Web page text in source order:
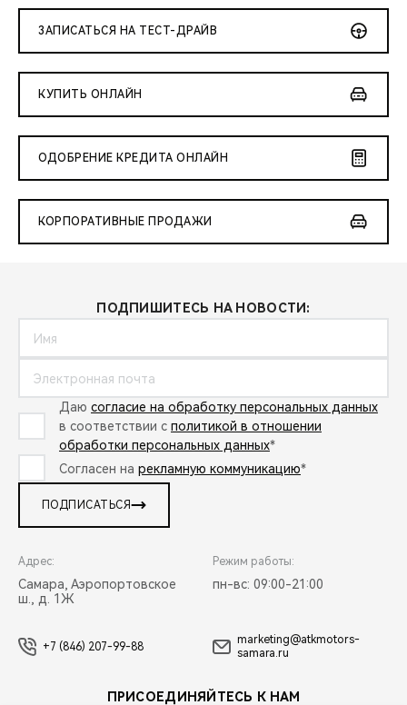
ЗАПИСАТЬСЯ НА ТЕСТ-ДРАЙВ
КУПИТЬ ОНЛАЙН
ОДОБРЕНИЕ КРЕДИТА ОНЛАЙН
КОРПОРАТИВНЫЕ ПРОДАЖИ
ПОДПИШИТЕСЬ НА НОВОСТИ:
Даю согласие на обработку персональных данных
в соответствии с политикой в отношении
обработки персональных данных*
Согласен на рекламную коммуникацию*
ПОДПИСАТЬСЯ
Адрес:
Самара, Аэропортовское
ш., д. 1Ж
Режим работы:
пн-вс: 09:00-21:00
+7 (846) 207-99-88
marketing@atkmotors-
samara.ru
ПРИСОЕДИНЯЙТЕСЬ К НАМ